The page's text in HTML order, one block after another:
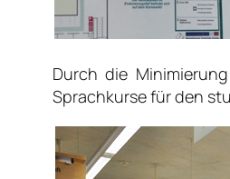
Durch die
Sprachkurse für den